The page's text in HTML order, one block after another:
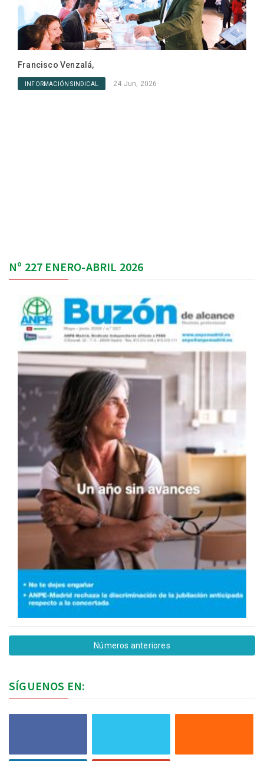
Francisco Venzalá,
INFORMACIÓN SINDICAL 24 Jun, 2026
Nº 227 ENERO-ABRIL 2026
Números anteriores
SÍGUENOS EN: